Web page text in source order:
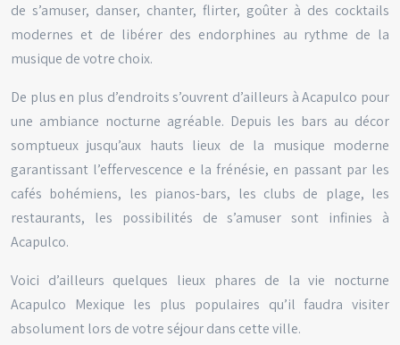
de s’amuser, danser, chanter, flirter, goûter à des cocktails
modernes et de libérer des endorphines au rythme de la
musique de votre choix.
De plus en plus d’endroits s’ouvrent d’ailleurs à Acapulco pour
une ambiance nocturne agréable. Depuis les bars au décor
somptueux jusqu’aux hauts lieux de la musique moderne
garantissant l’effervescence e la frénésie, en passant par les
cafés bohémiens, les pianos-bars, les clubs de plage, les
restaurants, les possibilités de s’amuser sont infinies à
Acapulco.
Voici d’ailleurs quelques lieux phares de la vie nocturne
Acapulco Mexique les plus populaires qu’il faudra visiter
absolument lors de votre séjour dans cette ville.